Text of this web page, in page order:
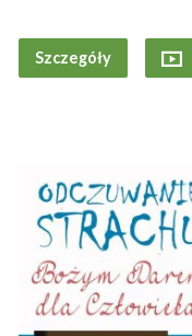
Szczegóły